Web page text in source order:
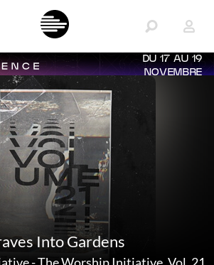
DU 17 AU 19
NOVEMBRE
Into Gardens